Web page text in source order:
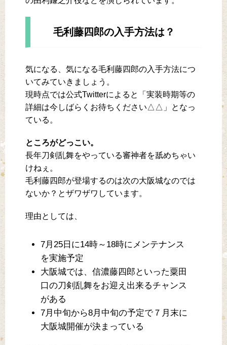
毛利藤四郎の入手方法は？
気になる、気になる毛利藤四郎の入手方法につ
いてみていきましょう。
現時点では公式Twitterによると「実装時期等の
詳細は今しばらくお待ちください△△」となっ
ている。
ところがどっこい。
長年刀剣乱舞をやっている審神者を舐めちゃい
けねぇ。
毛利藤四郎が登場するのは次の大阪城なのでは
ないか？とザワザワしています。
理由としては、
7月25日に14時～18時にメンテナンス
を実施予定
大阪城では、信濃藤四郎といった粟田
口の刀剣乱舞をお迎え出来るチャンス
がある
7月中旬から8月中旬の予定で７月末に
大阪城開催が決まっている